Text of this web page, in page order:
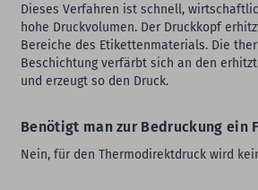
Dieses Verfahren ist schnell,
hohe Druckvolumen. Der Druckkopf
Bereiche des Etikettenmaterials. Die
Beschichtung verfärbt sich an den
und erzeugt so den Druck.
Benötigt man zur Bedruckung ein
Nein, für den Thermodirektdruck wird